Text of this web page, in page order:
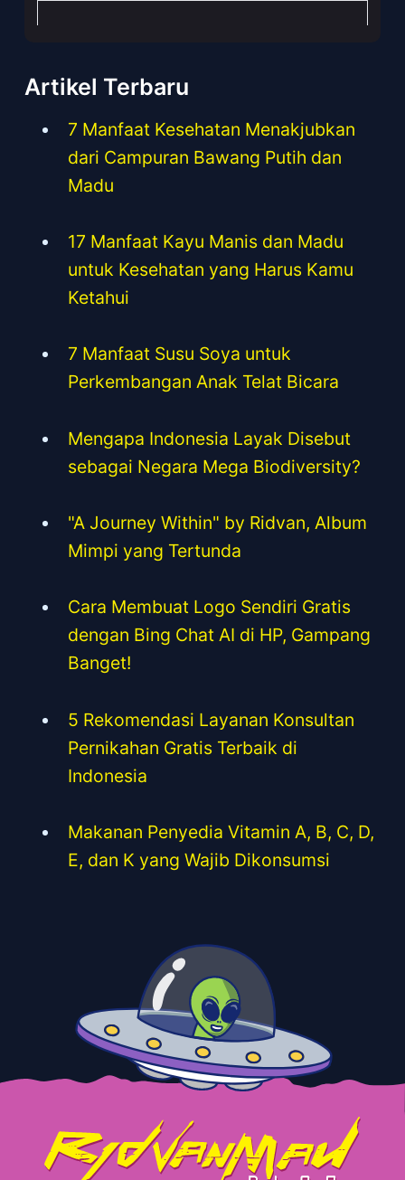
Artikel Terbaru
7 Manfaat Kesehatan Menakjubkan
dari Campuran Bawang Putih dan
Madu
17 Manfaat Kayu Manis dan Madu
untuk Kesehatan yang Harus Kamu
Ketahui
7 Manfaat Susu Soya untuk
Perkembangan Anak Telat Bicara
Mengapa Indonesia Layak Disebut
sebagai Negara Mega Biodiversity?
"A Journey Within" by Ridvan, Album
Mimpi yang Tertunda
Cara Membuat Logo Sendiri Gratis
dengan Bing Chat AI di HP, Gampang
Banget!
5 Rekomendasi Layanan Konsultan
Pernikahan Gratis Terbaik di
Indonesia
Makanan Penyedia Vitamin A, B, C, D,
E, dan K yang Wajib Dikonsumsi